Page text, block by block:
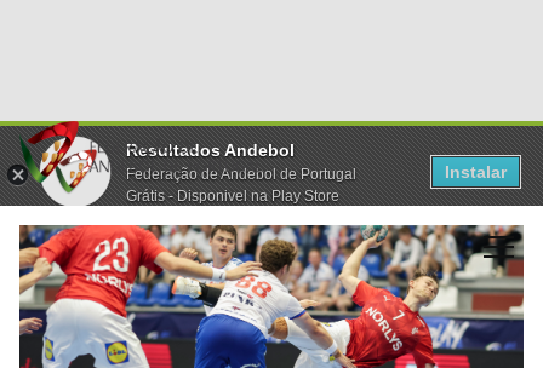
Resultados Andebol
Federação de Andebol de Portugal
Grátis - Disponivel na Play Store
Instalar